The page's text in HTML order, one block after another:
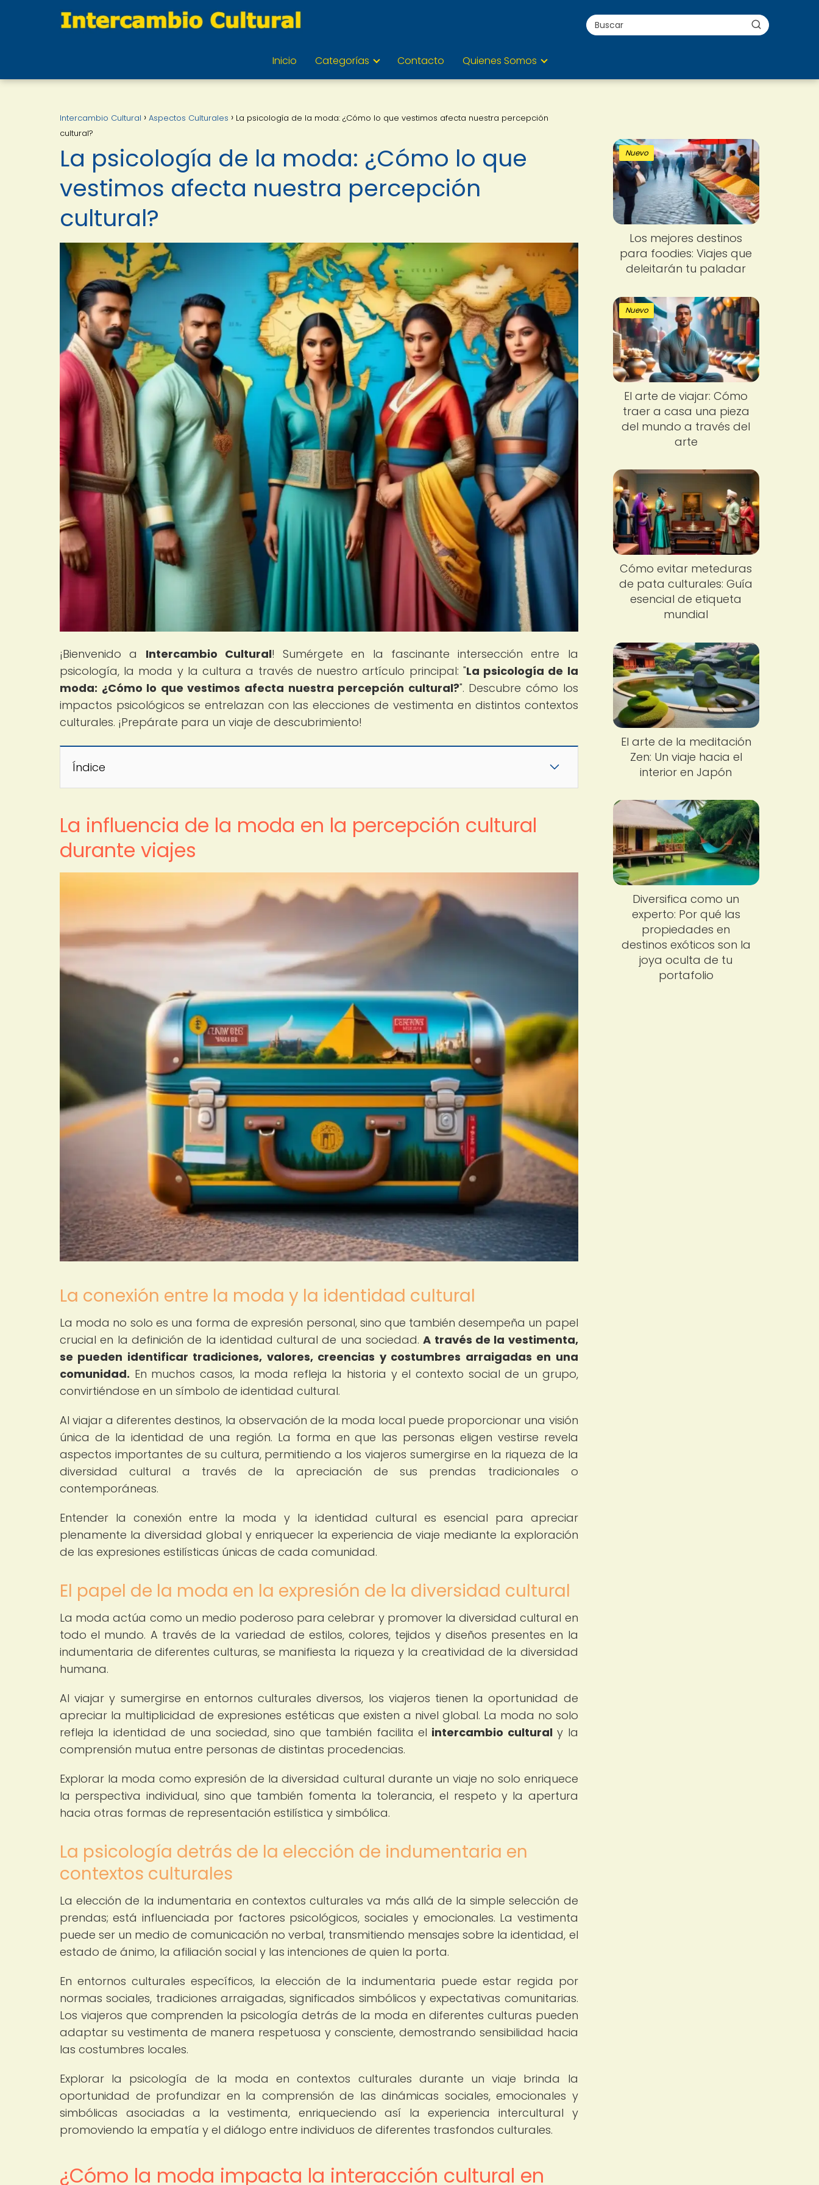
Inicio Categorías Contacto Quienes Somos
Intercambio Cultural Aspectos Culturales
La psicología de la moda: ¿Cómo lo que vestimos afecta nuestra percepción
cultural?
La psicología de la moda: ¿Cómo lo que
vestimos afecta nuestra percepción
cultural?
¡Bienvenido a Intercambio Cultural! Sumérgete en la fascinante intersección entre la
psicología, la moda y la cultura a través de nuestro artículo principal: "La psicología de la
moda: ¿Cómo lo que vestimos afecta nuestra percepción cultural?". Descubre cómo los
impactos psicológicos se entrelazan con las elecciones de vestimenta en distintos contextos
culturales. ¡Prepárate para un viaje de descubrimiento!
Índice
La influencia de la moda en la percepción cultural
durante viajes
La conexión entre la moda y la identidad cultural
La moda no solo es una forma de expresión personal, sino que también desempeña un papel
crucial en la definición de la identidad cultural de una sociedad.A través de la vestimenta,
se pueden identificar tradiciones, valores, creencias y costumbres arraigadas en una
comunidad. En muchos casos, la moda refleja la historia y el contexto social de un grupo,
convirtiéndose en un símbolo de identidad cultural.
Al viajar a diferentes destinos, la observación de la moda local puede proporcionar una visión
única de la identidad de una región. La forma en que las personas eligen vestirse revela
aspectos importantes de su cultura, permitiendo a los viajeros sumergirse en la riqueza de la
diversidad cultural a través de la apreciación de sus prendas tradicionales o
contemporáneas.
Entender la conexión entre la moda y la identidad cultural es esencial para apreciar
plenamente la diversidad global y enriquecer la experiencia de viaje mediante la exploración
de las expresiones estilísticas únicas de cada comunidad.
El papel de la moda en la expresión de la diversidad cultural
La moda actúa como un medio poderoso para celebrar y promover la diversidad cultural en
todo el mundo. A través de la variedad de estilos, colores, tejidos y diseños presentes en la
indumentaria de diferentes culturas, se manifiesta la riqueza y la creatividad de la diversidad
humana.
Al viajar y sumergirse en entornos culturales diversos, los viajeros tienen la oportunidad de
apreciar la multiplicidad de expresiones estéticas que existen a nivel global. La moda no solo
refleja la identidad de una sociedad, sino que también facilita el intercambio culturaly la
comprensión mutua entre personas de distintas procedencias.
Explorar la moda como expresión de la diversidad cultural durante un viaje no solo enriquece
la perspectiva individual, sino que también fomenta la tolerancia, el respeto y la apertura
hacia otras formas de representación estilística y simbólica.
La psicología detrás de la elección de indumentaria en
contextos culturales
La elección de la indumentaria en contextos culturales va más allá de la simple selección de
prendas; está influenciada por factores psicológicos, sociales y emocionales. La vestimenta
puede ser un medio de comunicación no verbal, transmitiendo mensajes sobre la identidad, el
estado de ánimo, la afiliación social y las intenciones de quien la porta.
En entornos culturales específicos, la elección de la indumentaria puede estar regida por
normas sociales, tradiciones arraigadas, significados simbólicos y expectativas comunitarias.
Los viajeros que comprenden la psicología detrás de la moda en diferentes culturas pueden
adaptar su vestimenta de manera respetuosa y consciente, demostrando sensibilidad hacia
las costumbres locales.
Explorar la psicología de la moda en contextos culturales durante un viaje brinda la
oportunidad de profundizar en la comprensión de las dinámicas sociales, emocionales y
simbólicas asociadas a la vestimenta, enriqueciendo así la experiencia intercultural y
promoviendo la empatía y el diálogo entre individuos de diferentes trasfondos culturales.
¿Cómo la moda impacta la interacción cultural en
Nuevo
Los mejores destinos
para foodies: Viajes que
deleitarán tu paladar
Nuevo
El arte de viajar: Cómo
traer a casa una pieza
del mundo a través del
arte
Cómo evitar meteduras
de pata culturales: Guía
esencial de etiqueta
mundial
El arte de la meditación
Zen: Un viaje hacia el
interior en Japón
Diversifica como un
experto: Por qué las
propiedades en
destinos exóticos son la
joya oculta de tu
portafolio